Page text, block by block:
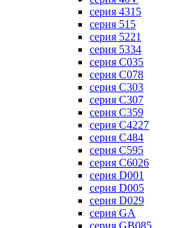
серия 4315
серия 515
серия 5221
серия 5334
серия C035
серия C078
серия C303
серия C307
серия C359
серия C4227
серия C484
серия C595
серия C6026
серия D001
серия D005
серия D029
серия GA
серия GB085